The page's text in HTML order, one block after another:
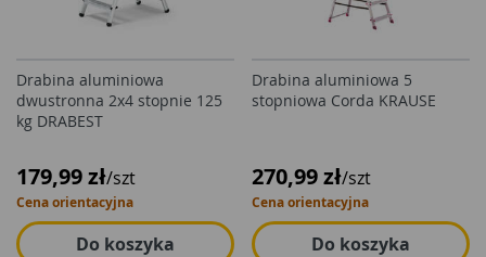
Drabina aluminiowa
dwustronna 2x4 stopnie 125
kg DRABEST
179,99 zł/szt
Cena orientacyjna
Do koszyka
Drabina aluminiowa 5
stopniowa Corda KRAUSE
270,99 zł/szt
Cena orientacyjna
Do koszyka